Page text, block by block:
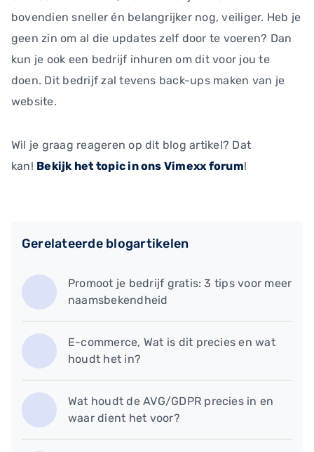
bovendien sneller én belangrijker nog, veiliger. Heb je
geen zin om al die updates zelf door te voeren? Dan
kun je ook een bedrijf inhuren om dit voor jou te
doen. Dit bedrijf zal tevens back-ups maken van je
website.
Wil je graag reageren op dit blog artikel? Dat
kan! Bekijk het topic in ons Vimexx forum!
Gerelateerde blogartikelen
Promoot je bedrijf gratis: 3 tips voor meer
naamsbekendheid
E-commerce, Wat is dit precies en wat
houdt het in?
Wat houdt de AVG/GDPR precies in en
waar dient het voor?